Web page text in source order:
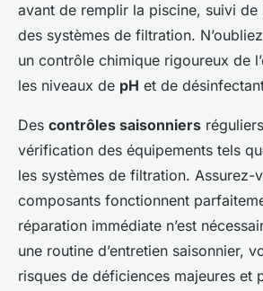
avant de remplir la piscine, suivi de
des systèmes de filtration.
un contrôle chimique rigoureux de
les niveaux de pH et de
Des contrôles saisonniers
vérification des équipements tels
les systèmes de filtration. Assurez-
composants fonctionnent
réparation immédiate n’est
une routine d’entretien saisonnier,
risques de déficiences majeures et